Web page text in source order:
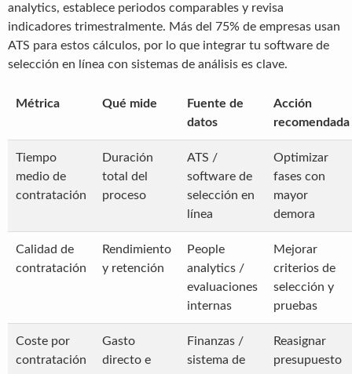
analytics, establece periodos comparables y revisa
indicadores trimestralmente. Más del 75% de empresas usan
ATS para estos cálculos, por lo que integrar tu software de
selección en línea con sistemas de análisis es clave.
Métrica Qué mide
Fuente de
datos
Acción
recomendada
Tiempo
medio de
contratación
Duración
total del
proceso
ATS /
software de
selección en
línea
Optimizar
fases con
mayor
demora
Calidad de
contratación
Rendimiento
y retención
People
analytics /
evaluaciones
internas
Mejorar
criterios de
selección y
pruebas
Coste por
contratación
Gasto
directo e
Finanzas /
sistema de
Reasignar
presupuesto